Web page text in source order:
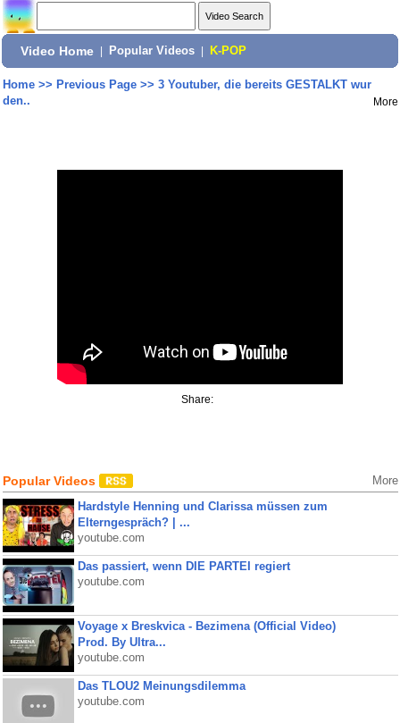
Video Home Popular Videos K-POP
Home>> Previous Page>> 3 Youtuber, die bereits GESTALKT wur
den..
More
Share:
Popular Videos More
Hardstyle Henning und Clarissa müssen zum
Elterngespräch? | ...
youtube.com
Das passiert, wenn DIE PARTEI regiert
youtube.com
Voyage x Breskvica - Bezimena (Official Video)
Prod. By Ultra...
youtube.com
Das TLOU2 Meinungsdilemma
youtube.com